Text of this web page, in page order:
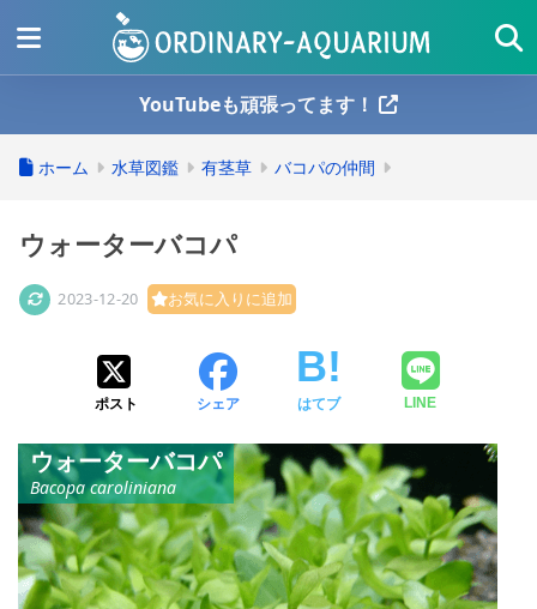
YouTubeも頑張ってます！
ホーム 水草図鑑 有茎草 バコパの仲間
ウォーターバコパ
2023-12-20 お気に入りに追加
ポスト シェア はてブ LINE
ウォーターバコパ
Bacopa caroliniana